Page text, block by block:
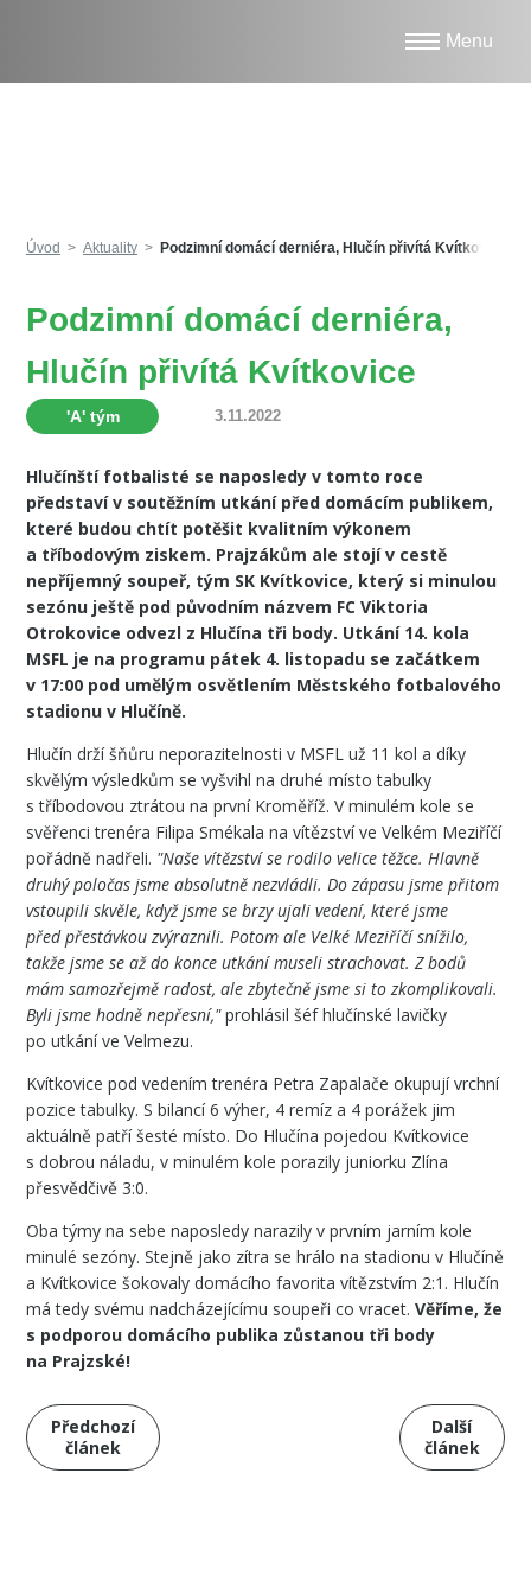
Úvod Aktuality Podzimní domácí derniéra, Hlučín přivítá Kvítkovice
Podzimní domácí derniéra,
Hlučín přivítá Kvítkovice
'A' tým 3.11.2022
Hlučínští fotbalisté se naposledy v tomto roce
představí v soutěžním utkání před domácím publikem,
které budou chtít potěšit kvalitním výkonem
a tříbodovým ziskem. Prajzákům ale stojí v cestě
nepříjemný soupeř, tým SK Kvítkovice, který si minulou
sezónu ještě pod původním názvem FC Viktoria
Otrokovice odvezl z Hlučína tři body. Utkání 14. kola
MSFL je na programu pátek 4. listopadu se začátkem
v 17:00 pod umělým osvětlením Městského fotbalového
stadionu v Hlučíně.
Hlučín drží šňůru neporazitelnosti v MSFL už 11 kol a díky
skvělým výsledkům se vyšvihl na druhé místo tabulky
s tříbodovou ztrátou na první Kroměříž. V minulém kole se
svěřenci trenéra Filipa Smékala na vítězství ve Velkém Meziříčí
pořádně nadřeli. "Naše vítězství se rodilo velice těžce. Hlavně
druhý poločas jsme absolutně nezvládli. Do zápasu jsme přitom
vstoupili skvěle, když jsme se brzy ujali vedení, které jsme
před přestávkou zvýraznili. Potom ale Velké Meziříčí snížilo,
takže jsme se až do konce utkání museli strachovat. Z bodů
mám samozřejmě radost, ale zbytečně jsme si to zkomplikovali.
Byli jsme hodně nepřesní,"prohlásil šéf hlučínské lavičky
po utkání ve Velmezu.
Kvítkovice pod vedením trenéra Petra Zapalače okupují vrchní
pozice tabulky. S bilancí 6 výher, 4 remíz a 4 porážek jim
aktuálně patří šesté místo. Do Hlučína pojedou Kvítkovice
s dobrou náladu, v minulém kole porazily juniorku Zlína
přesvědčivě 3:0.
Oba týmy na sebe naposledy narazily v prvním jarním kole
minulé sezóny. Stejně jako zítra se hrálo na stadionu v Hlučíně
a Kvítkovice šokovaly domácího favorita vítězstvím 2:1. Hlučín
má tedy svému nadcházejícímu soupeři co vracet.Věříme, že
s podporou domácího publika zůstanou tři body
na Prajzské!
Další
článek
Předchozí
článek